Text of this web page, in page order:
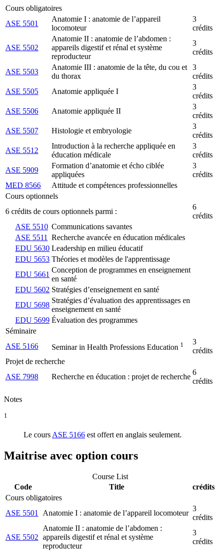
Cours obligatoires
ASE 5501
Anatomie I : anatomie de l’appareil
locomoteur
3
crédits
ASE 5502
Anatomie II : anatomie de l’abdomen :
appareils digestif et rénal et système
reproducteur
3
crédits
ASE 5503
Anatomie III : anatomie de la tête, du cou et
du thorax
3
crédits
ASE 5505
Anatomie appliquée I
3
crédits
ASE 5506
Anatomie appliquée II
3
crédits
ASE 5507
Histologie et embryologie
3
crédits
ASE 5512
Introduction à la recherche appliquée en
éducation médicale
3
crédits
ASE 5909
Formation d’anatomie et écho ciblée
appliquées
3
crédits
MED 8566
Attitude et compétences professionnelles
Cours optionnels
6 crédits de cours optionnels parmi :
6
crédits
ASE 5510 Communications savantes
ASE 5511
Recherche avancée en éducation médicales
EDU 5630 Leadership en milieu éducatif
EDU 5653 Théories et modèles de l'apprentissage
EDU 5661
Conception de programmes en enseignement
en santé
EDU 5602 Stratégies d’enseignement en santé
EDU 5698
Stratégies d’évaluation des apprentissages en
enseignement en santé
EDU 5699 Évaluation des programmes
Séminaire
ASE 5166
Seminar in Health Professions Education 1
3
crédits
Projet de recherche
ASE 7998
Recherche en éducation : projet de recherche
6
crédits
Notes
1
Le cours ASE 5166 est offert en anglais seulement.
Maitrise avec option cours
Course List
Code
Title
crédits
Cours obligatoires
ASE 5501
Anatomie I : anatomie de l’appareil locomoteur
3
crédits
ASE 5502
Anatomie II : anatomie de l’abdomen :
appareils digestif et rénal et système
reproducteur
3
crédits